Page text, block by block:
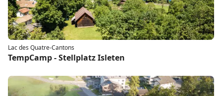
Lac des Quatre-Cantons
TempCamp - Stellplatz Isleten